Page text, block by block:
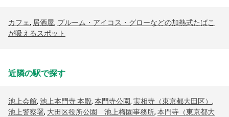
カフェ, 居酒屋, プルーム・アイコス・グローなどの加熱式たばこ
が吸えるスポット
近隣の駅で探す
池上会館, 池上本門寺 本殿, 本門寺公園, 実相寺（東京都大田区） ,
池上警察署, 大田区役所公園 池上梅園事務所, 本門寺（東京都大